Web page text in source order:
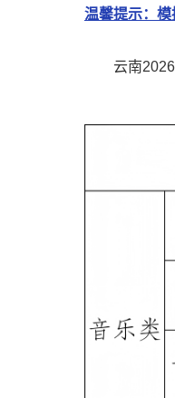
温馨提示：模
云南2026年